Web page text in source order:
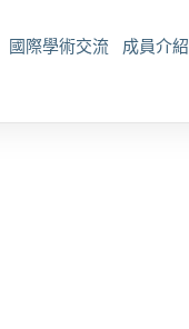
國際學術交流 成員介紹